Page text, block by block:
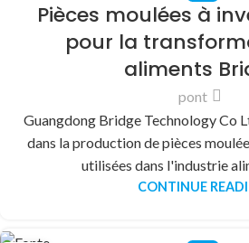
Pièces moulées à
pour la
aliments
pont
Guangdong Bridge Technology Co
dans la production de pièces
utilisées dans l'industrie
CONTINUE